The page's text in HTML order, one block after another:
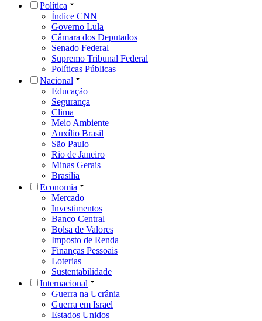
Política
Índice CNN
Governo Lula
Câmara dos Deputados
Senado Federal
Supremo Tribunal Federal
Políticas Públicas
Nacional
Educação
Segurança
Clima
Meio Ambiente
Auxílio Brasil
São Paulo
Rio de Janeiro
Minas Gerais
Brasília
Economia
Mercado
Investimentos
Banco Central
Bolsa de Valores
Imposto de Renda
Finanças Pessoais
Loterias
Sustentabilidade
Internacional
Guerra na Ucrânia
Guerra em Israel
Estados Unidos